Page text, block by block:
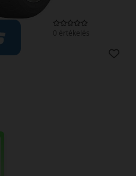
0 értékelés